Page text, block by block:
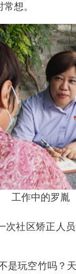
想。
工作中的罗胤
社区矫正人员
玩空竹吗？天